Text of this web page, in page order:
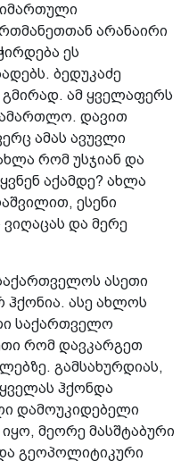
არანაირი
ეს
ბედუკაძე
ამ ყველაფერს
დავით
ამას ავუვლი
რომ უსჯიან და
აქამდე? ახლა
ესენი
ვიღაცას და მერე
ასეთი
ასე ახლოს
საქართველო
რომ დავკარგეთ
გამსახურდიას,
ჰქონდა
დამოუკიდებელი
მეორე მასშტაბური
გეოპოლიტიკური